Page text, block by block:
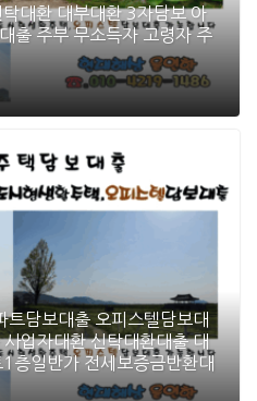
대환 대부대환 3자담보 아
출 주부 무소득자 고령자 주
트담보대출 오피스텔담보대
업자대환 신탁대환대출 대
층일반가 전세보증금반환대